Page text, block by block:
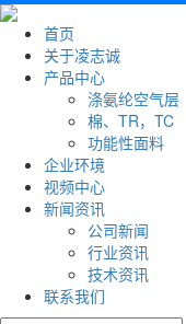
首页
关于凌志诚
产品中心
涤氨纶空气层
棉、TR，TC
功能性面料
企业环境
视频中心
新闻资讯
公司新闻
行业资讯
技术资讯
联系我们